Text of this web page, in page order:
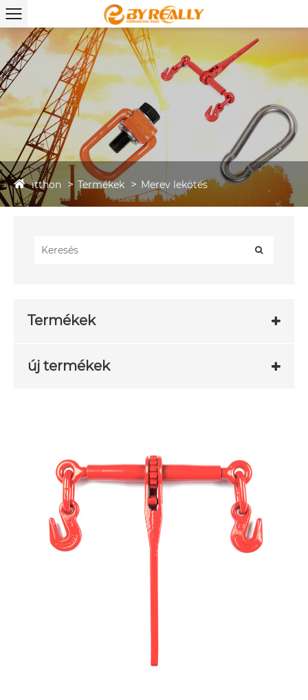
itthon Termékek Merev lekötés
Termékek
új termékek